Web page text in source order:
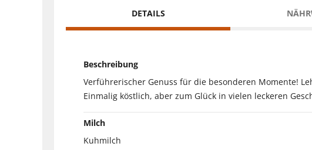
DETAILS
Beschreibung
Verführerischer Genuss für die besonderen Momente!
Einmalig köstlich, aber zum Glück in vielen leckeren
Milch
Kuhmilch